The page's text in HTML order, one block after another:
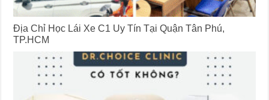
Địa Chỉ Học Lái Xe C1 Uy Tín Tại Quận Tân Phú,
TP.HCM